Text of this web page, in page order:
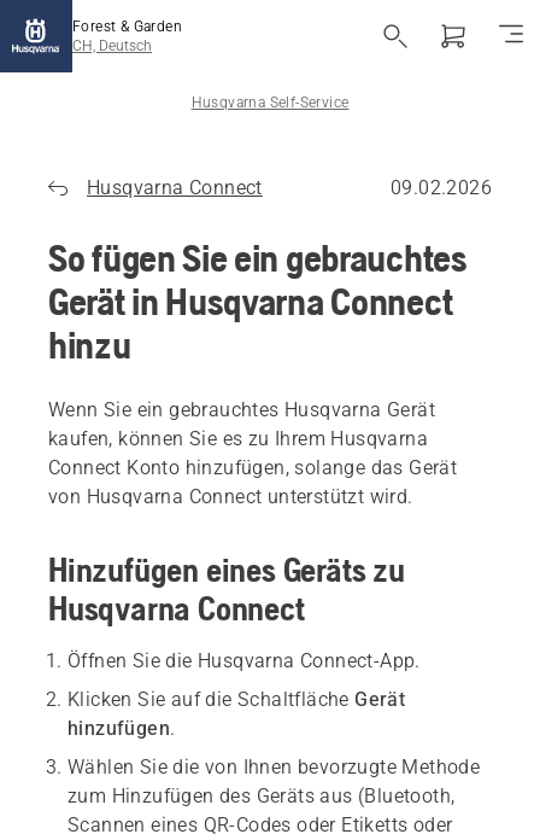
Forest & Garden
CH, Deutsch
Husqvarna Self-Service
Husqvarna Connect 09.02.2026
So fügen Sie ein gebrauchtes
Gerät in Husqvarna Connect
hinzu
Wenn Sie ein gebrauchtes Husqvarna Gerät
kaufen, können Sie es zu Ihrem Husqvarna
Connect Konto hinzufügen, solange das Gerät
von Husqvarna Connect unterstützt wird.
Hinzufügen eines Geräts zu
Husqvarna Connect
Öffnen Sie die Husqvarna Connect-App.
Klicken Sie auf die Schaltfläche Gerät
hinzufügen.
Wählen Sie die von Ihnen bevorzugte Methode
zum Hinzufügen des Geräts aus (Bluetooth,
Scannen eines QR-Codes oder Etiketts oder